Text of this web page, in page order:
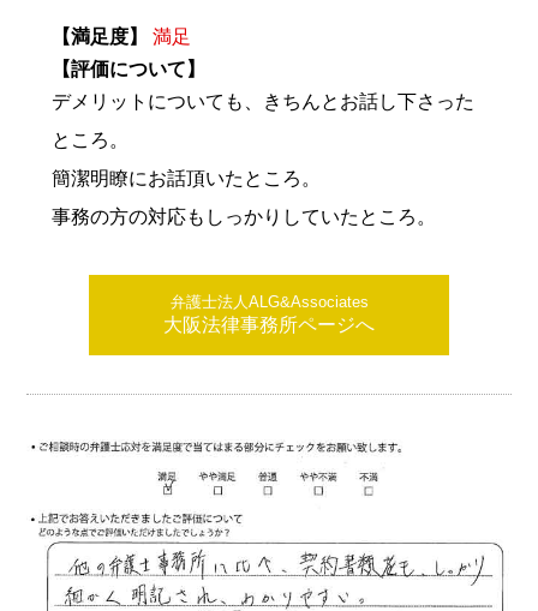
【満足度】
満足
【評価について】
デメリットについても、きちんとお話し下さった
ところ。
簡潔明瞭にお話頂いたところ。
事務の方の対応もしっかりしていたところ。
弁護士法人ALG&Associates
大阪法律事務所ページへ